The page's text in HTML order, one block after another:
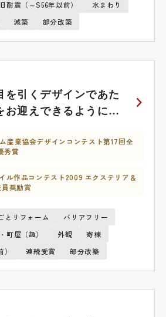
旧耐震（～S56年以前）
水まわり
減築 部分改築
を引くデザインであた
お迎えできるようにな
産業協会デザインコンテスト第17回全
秀賞
ル作品コンテスト2009 エクステリア＆
奨励賞
とリフォーム
バリアフリー
町屋（趣） 外観
寄棟
連続受賞 部分改築